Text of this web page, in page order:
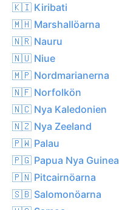
🇰🇮 Kiribati
🇲🇭 Marshallöarna
🇳🇷 Nauru
🇳🇺 Niue
🇲🇵 Nordmarianerna
🇳🇫 Norfolkön
🇳🇨 Nya Kaledonien
🇳🇿 Nya Zeeland
🇵🇼 Palau
🇵🇬 Papua Nya Guinea
🇵🇳 Pitcairnöarna
🇸🇧 Salomonöarna